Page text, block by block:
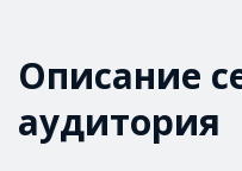
Описание
аудитория